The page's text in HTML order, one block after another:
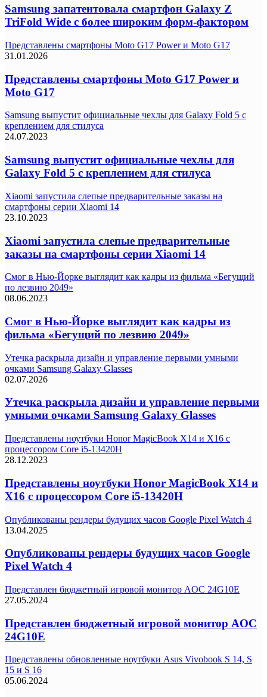
Samsung запатентовала смартфон Galaxy Z
TriFold Wide с более широким форм-фактором
Представлены смартфоны Moto G17 Power и Moto G17
31.01.2026
Представлены смартфоны Moto G17 Power и
Moto G17
Samsung выпустит официальные чехлы для Galaxy Fold 5 с
креплением для стилуса
24.07.2023
Samsung выпустит официальные чехлы для
Galaxy Fold 5 с креплением для стилуса
Xiaomi запустила слепые предварительные заказы на
смартфоны серии Xiaomi 14
23.10.2023
Xiaomi запустила слепые предварительные
заказы на смартфоны серии Xiaomi 14
Смог в Нью-Йорке выглядит как кадры из фильма «Бегущий
по лезвию 2049»
08.06.2023
Смог в Нью-Йорке выглядит как кадры из
фильма «Бегущий по лезвию 2049»
Утечка раскрыла дизайн и управление первыми умными
очками Samsung Galaxy Glasses
02.07.2026
Утечка раскрыла дизайн и управление первыми
умными очками Samsung Galaxy Glasses
Представлены ноутбуки Honor MagicBook X14 и X16 с
процессором Core i5-13420H
28.12.2023
Представлены ноутбуки Honor MagicBook X14 и
X16 с процессором Core i5-13420H
Опубликованы рендеры будущих часов Google Pixel Watch 4
13.04.2025
Опубликованы рендеры будущих часов Google
Pixel Watch 4
Представлен бюджетный игровой монитор AOC 24G10E
27.05.2024
Представлен бюджетный игровой монитор AOC
24G10E
Представлены обновленные ноутбуки Asus Vivobook S 14, S
15 и S 16
05.06.2024